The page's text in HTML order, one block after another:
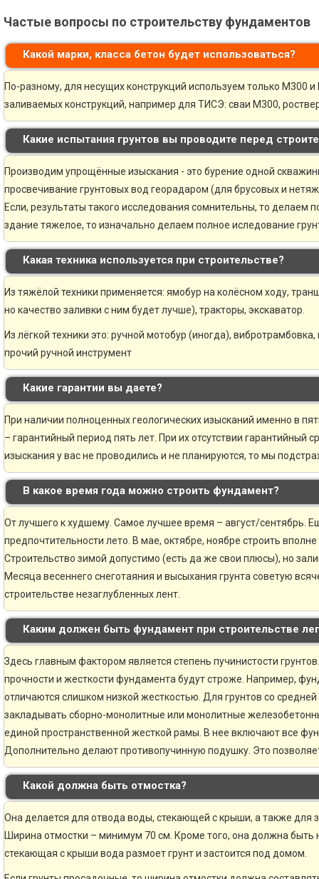
Частые вопросы по строительству фундаментов
Какой марки, класса бетон будет использоваться?
По-разному, для несущих конструкций используем только М300
заливаемых конструкций, например для ТИСЭ: сваи М300,
Какие испытания грунтов вы проводите перед
Производим упрощённые изыскания - это бурение одной
просвечивание грунтовых вод георадаром (для брусовых и
Если, результаты такого исследования сомнительны, то делаем
здание тяжелое, то изначально делаем полное иследование
Какая техника используется при строительстве?
Из тяжёлой техники применяется: ямобур на колёсном ходу,
но качество заливки с ним будет лучше), тракторы, экскаватор.
Из лёгкой техники это: ручной мотобур (иногда),
прочий ручной инструмент
Какие гарантии вы даете?
При наличии полноценных геологических изысканий именно в
– гарантийный период пять лет. При их отсутствии гарантийный
изыскания у вас не проводились и не планируются, то мы
В какое время года можно строить фундамент?
От лучшего к худшему. Самое лучшее время – август/сентябрь.
предпочтительности лето. В мае, октябре, ноябре строить
Строительство зимой допустимо (есть да же свои плюсы), но
Месяца весеннего снеготаяния и высыхания грунта советую
строительстве незаглубленных лент.
Каким должен быть фундамент при строительстве
Здесь главным фактором является степень пучинистости
прочности и жесткости фундамента будут строже. Например,
отличаются слишком низкой жесткостью. Для грунтов со
закладывать сборно-монолитные или монолитные
единой пространственной жесткой рамы. В нее включают все
Дополнительно делают противопучинную подушку. Это
Какой должна быть отмостка?
Она делается для отвода воды, стекающей с крыши, а также для
Ширина отмостки – минимум 70 см. Кроме того, она должна быть
стекающая с крыши вода размоет грунт и застоится под домом.